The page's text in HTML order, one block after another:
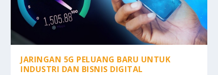
JARINGAN 5G PELUANG BARU UNTUK
INDUSTRI DAN BISNIS DIGITAL